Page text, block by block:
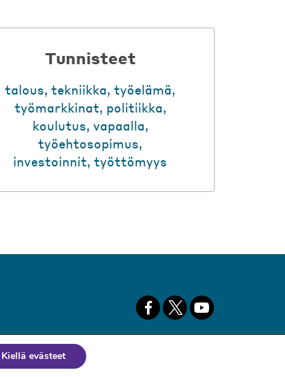
Tunnisteet
talous,tekniikka,työelämä,
työmarkkinat, politiikka,
koulutus, vapaalla,
työehtosopimus,
investoinnit,työttömyys
Kiellä evästeet